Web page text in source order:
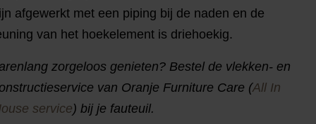
afgewerkt met een piping bij de naden en de
van het hoekelement is driehoekig.
zorgeloos genieten? Bestel de vlekken- en
van Oranje Furniture Care (All In
service) bij je fauteuil.